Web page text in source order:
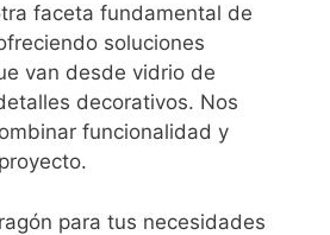
faceta fundamental de
soluciones
van desde vidrio de
decorativos. Nos
funcionalidad y
para tus necesidades